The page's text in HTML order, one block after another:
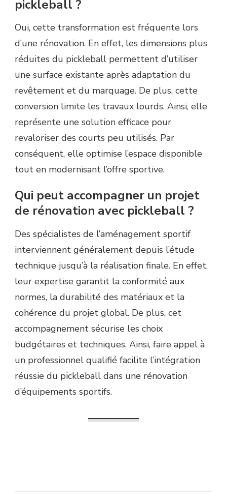
pickleball ?
Oui, cette transformation est fréquente lors
d’une rénovation. En effet, les dimensions plus
réduites du pickleball permettent d’utiliser
une surface existante après adaptation du
revêtement et du marquage. De plus, cette
conversion limite les travaux lourds. Ainsi, elle
représente une solution efficace pour
revaloriser des courts peu utilisés. Par
conséquent, elle optimise l’espace disponible
tout en modernisant l’offre sportive.
Qui peut accompagner un projet
de rénovation avec pickleball ?
Des spécialistes de l’aménagement sportif
interviennent généralement depuis l’étude
technique jusqu’à la réalisation finale. En effet,
leur expertise garantit la conformité aux
normes, la durabilité des matériaux et la
cohérence du projet global. De plus, cet
accompagnement sécurise les choix
budgétaires et techniques. Ainsi, faire appel à
un professionnel qualifié facilite l’intégration
réussie du pickleball dans une rénovation
d’équipements sportifs.